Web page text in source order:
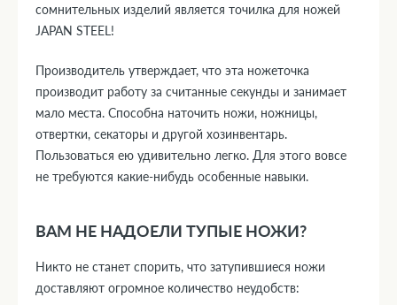
сомнительных изделий является точилка для ножей
JAPAN STEEL!
Производитель утверждает, что эта ножеточка
производит работу за считанные секунды и занимает
мало места. Способна наточить ножи, ножницы,
отвертки, секаторы и другой хозинвентарь.
Пользоваться ею удивительно легко. Для этого вовсе
не требуются какие-нибудь особенные навыки.
ВАМ НЕ НАДОЕЛИ ТУПЫЕ НОЖИ?
Никто не станет спорить, что затупившиеся ножи
доставляют огромное количество неудобств: